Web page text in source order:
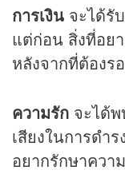
การเงิน จะได้รั
แต่ก่อน สิ่งที่อย
หลังจากที่ต้องร
ความรัก จะได้
เสียงในการดำ
อยากรักษาคว